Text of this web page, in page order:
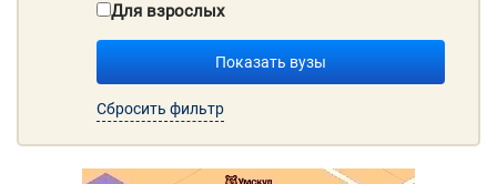
Для взрослых
Показать вузы
Сбросить фильтр